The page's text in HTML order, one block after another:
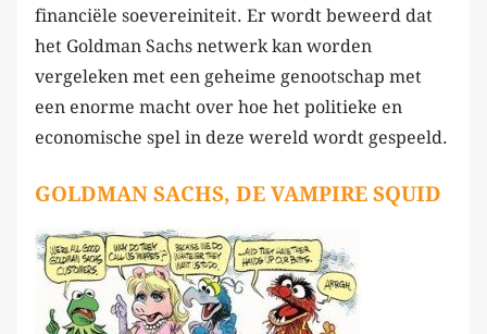
financiële soevereiniteit. Er wordt beweerd dat
het Goldman Sachs netwerk kan worden
vergeleken met een geheime genootschap met
een enorme macht over hoe het politieke en
economische spel in deze wereld wordt gespeeld.
GOLDMAN SACHS, DE VAMPIRE SQUID